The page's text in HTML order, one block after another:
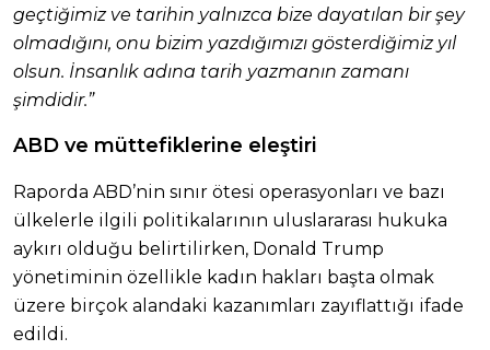
geçtiğimiz ve tarihin yalnızca bize dayatılan bir şey
olmadığını, onu bizim yazdığımızı gösterdiğimiz yıl
olsun. İnsanlık adına tarih yazmanın zamanı
şimdidir.”
ABD ve müttefiklerine eleştiri
Raporda ABD’nin sınır ötesi operasyonları ve bazı
ülkelerle ilgili politikalarının uluslararası hukuka
aykırı olduğu belirtilirken, Donald Trump
yönetiminin özellikle kadın hakları başta olmak
üzere birçok alandaki kazanımları zayıflattığı ifade
edildi.